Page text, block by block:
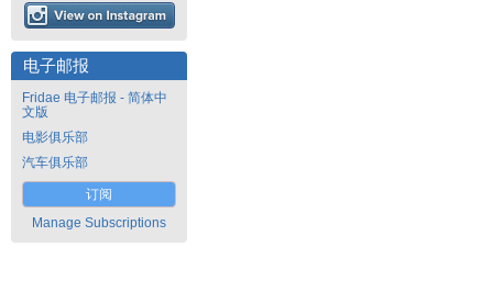
电子邮报
Fridae 电子邮报 - 简体中
文版
电影俱乐部
汽车俱乐部
订阅
Manage Subscriptions